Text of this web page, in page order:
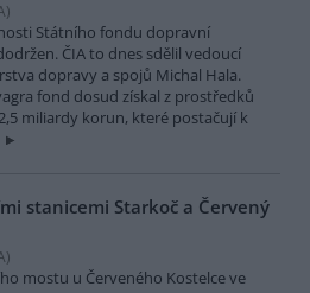
)
Státního fondu dopravní
ČIA to dnes sdělil vedoucí
dopravy a spojů Michal Hala.
fond dosud získal z prostředků
2,5 miliardy korun, které postačují k
stanicemi Starkoč a Červený
)
mostu u Červeného Kostelce ve